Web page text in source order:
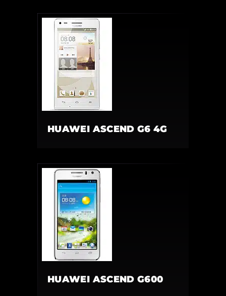
HUAWEI ASCEND G6 4G
HUAWEI ASCEND G600